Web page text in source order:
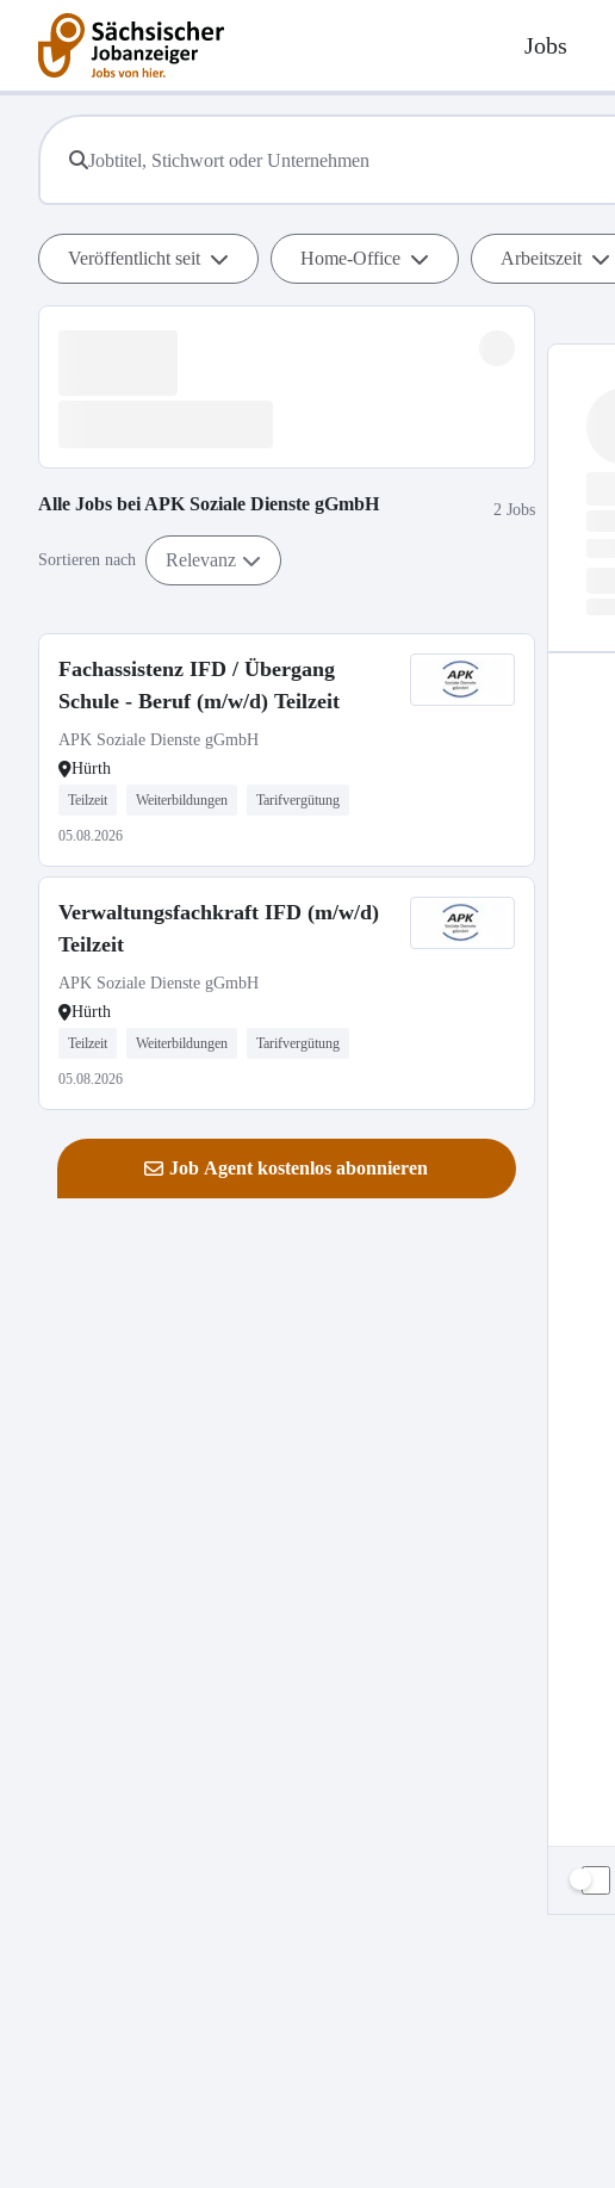
Jobs
Veröffentlicht seit Home-Office Arbeitszeit
Alle Jobs bei APK Soziale Dienste gGmbH 2 Jobs
Sortieren nach Relevanz
Fachassistenz IFD / Übergang
Schule - Beruf (m/w/d) Teilzeit
APK Soziale Dienste gGmbH
Hürth
Teilzeit Weiterbildungen Tarifvergütung
05.08.2026
Verwaltungsfachkraft IFD (m/w/d)
Teilzeit
APK Soziale Dienste gGmbH
Hürth
Teilzeit Weiterbildungen Tarifvergütung
05.08.2026
Job Agent kostenlos abonnieren